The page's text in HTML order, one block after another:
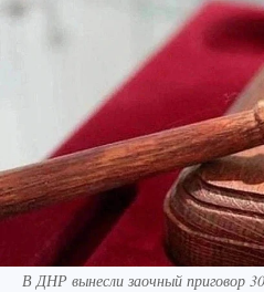
В ДНР вынесли заочный приговор